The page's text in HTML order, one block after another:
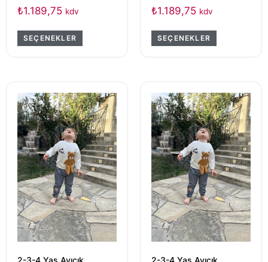
₺1.189,75 kdv
SEÇENEKLER
₺1.189,75 kdv
SEÇENEKLER